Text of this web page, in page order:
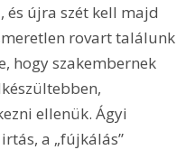
újra szét kell majd
rovart találunk
hogy szakembernek
ellenük. Ágyi
a „fújkálás”